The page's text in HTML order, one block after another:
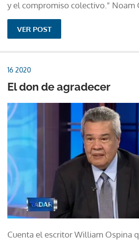
y el compromiso colectivo.” Noam
VER POST
16 2020
El don de agradecer
Cuenta el escritor William Ospina